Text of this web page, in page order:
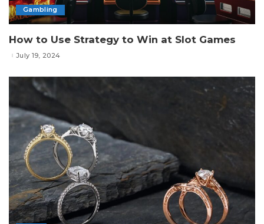
Gambling
How to Use Strategy to Win at Slot Games
July 19, 2024